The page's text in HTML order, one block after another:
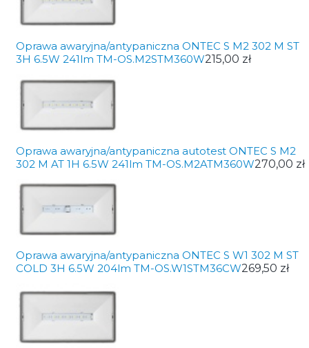
Oprawa awaryjna/antypaniczna ONTEC S M2 302 M ST
3H 6.5W 241lm TM-OS.M2STM360W215,00 zł
Oprawa awaryjna/antypaniczna autotest ONTEC S M2
302 M AT 1H 6.5W 241lm TM-OS.M2ATM360W270,00 zł
Oprawa awaryjna/antypaniczna ONTEC S W1 302 M ST
COLD 3H 6.5W 204lm TM-OS.W1STM36CW269,50 zł